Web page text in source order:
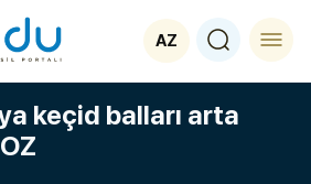
AZ
keçid balları arta